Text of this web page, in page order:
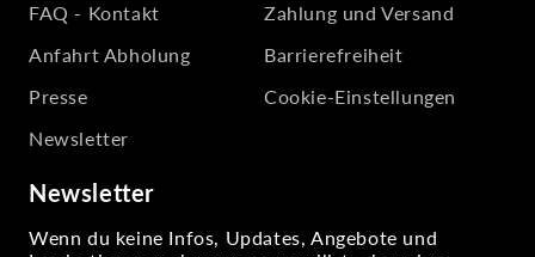
FAQ - Kontakt
Anfahrt Abholung
Presse
Newsletter
Zahlung und Versand
Barrierefreiheit
Cookie-Einstellungen
Newsletter
Wenn du keine Infos, Updates, Angebote und